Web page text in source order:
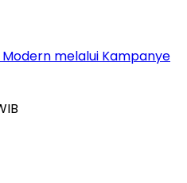
Modern melalui Kampanye